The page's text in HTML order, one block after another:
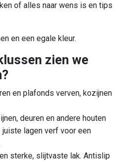
of alles naar wens is en tips
en een egale kleur.
zien we
en plafonds verven, kozijnen
deuren en andere houten
lagen verf voor een
sterke, slijtvaste lak. Antislip